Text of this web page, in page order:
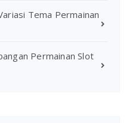
Tema Permainan
Permainan Slot